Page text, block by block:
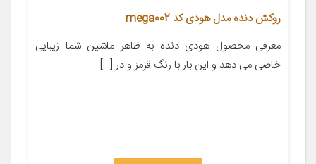
روکش دنده مدل هودی کد mega002
معرفی محصول هودی دنده به ظاهر ماشین شما زیبایی
خاصی می دهد و این بار با رنگ قرمز و در […]